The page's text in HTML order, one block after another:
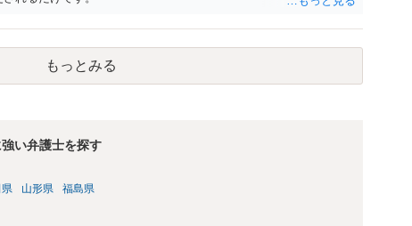
もっとみる
い弁護士を探す
山形県 福島県